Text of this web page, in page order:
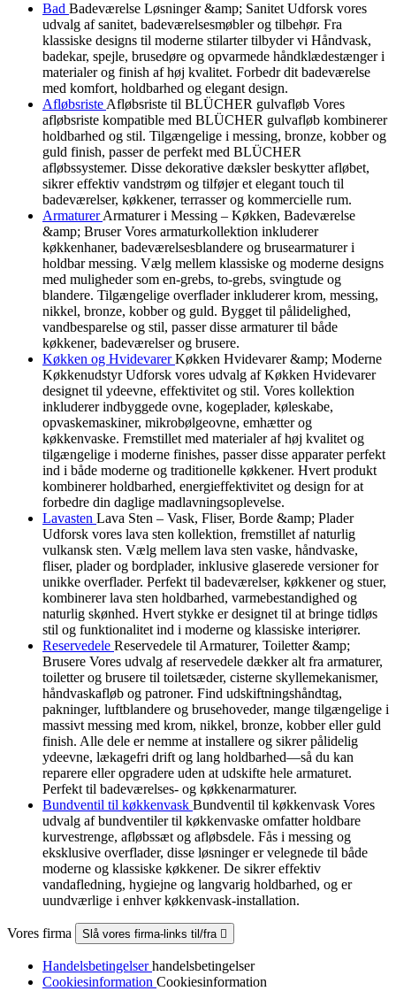
Bad Badeværelse Løsninger &amp; Sanitet Udforsk vores
udvalg af sanitet, badeværelsesmøbler og tilbehør. Fra
klassiske designs til moderne stilarter tilbyder vi Håndvask,
badekar, spejle, brusedøre og opvarmede håndklædestænger i
materialer og finish af høj kvalitet. Forbedr dit badeværelse
med komfort, holdbarhed og elegant design.
Afløbsriste Afløbsriste til BLÜCHER gulvafløb Vores
afløbsriste kompatible med BLÜCHER gulvafløb kombinerer
holdbarhed og stil. Tilgængelige i messing, bronze, kobber og
guld finish, passer de perfekt med BLÜCHER
afløbssystemer. Disse dekorative dæksler beskytter afløbet,
sikrer effektiv vandstrøm og tilføjer et elegant touch til
badeværelser, køkkener, terrasser og kommercielle rum.
ArmaturerArmaturer i Messing – Køkken, Badeværelse
&amp; Bruser Vores armaturkollektion inkluderer
køkkenhaner, badeværelsesblandere og brusearmaturer i
holdbar messing. Vælg mellem klassiske og moderne designs
med muligheder som en-grebs, to-grebs, svingtude og
blandere. Tilgængelige overflader inkluderer krom, messing,
nikkel, bronze, kobber og guld. Bygget til pålidelighed,
vandbesparelse og stil, passer disse armaturer til både
køkkener, badeværelser og brusere.
Køkken og HvidevarerKøkken Hvidevarer &amp; Moderne
Køkkenudstyr Udforsk vores udvalg af Køkken Hvidevarer
designet til ydeevne, effektivitet og stil. Vores kollektion
inkluderer indbyggede ovne, kogeplader, køleskabe,
opvaskemaskiner, mikrobølgeovne, emhætter og
køkkenvaske. Fremstillet med materialer af høj kvalitet og
tilgængelige i moderne finishes, passer disse apparater perfekt
ind i både moderne og traditionelle køkkener. Hvert produkt
kombinerer holdbarhed, energieffektivitet og design for at
forbedre din daglige madlavningsoplevelse.
Lavasten Lava Sten – Vask, Fliser, Borde &amp; Plader
Udforsk vores lava sten kollektion, fremstillet af naturlig
vulkansk sten. Vælg mellem lava sten vaske, håndvaske,
fliser, plader og bordplader, inklusive glaserede versioner for
unikke overflader. Perfekt til badeværelser, køkkener og stuer,
kombinerer lava sten holdbarhed, varmebestandighed og
naturlig skønhed. Hvert stykke er designet til at bringe tidløs
stil og funktionalitet ind i moderne og klassiske interiører.
Reservedele Reservedele til Armaturer, Toiletter &amp;
Brusere Vores udvalg af reservedele dækker alt fra armaturer,
toiletter og brusere til toiletsæder, cisterne skyllemekanismer,
håndvaskafløb og patroner. Find udskiftningshåndtag,
pakninger, luftblandere og brusehoveder, mange tilgængelige i
massivt messing med krom, nikkel, bronze, kobber eller guld
finish. Alle dele er nemme at installere og sikrer pålidelig
ydeevne, lækagefri drift og lang holdbarhed—så du kan
reparere eller opgradere uden at udskifte hele armaturet.
Perfekt til badeværelses- og køkkenarmaturer.
Bundventil til køkkenvask Bundventil til køkkenvask Vores
udvalg af bundventiler til køkkenvaske omfatter holdbare
kurvestrenge, afløbssæt og afløbsdele. Fås i messing og
eksklusive overflader, disse løsninger er velegnede til både
moderne og klassiske køkkener. De sikrer effektiv
vandafledning, hygiejne og langvarig holdbarhed, og er
uundværlige i enhver køkkenvask-installation.
Vores firma Slå vores firma-links til/fra 
Handelsbetingelserhandelsbetingelser
Cookiesinformation Cookiesinformation